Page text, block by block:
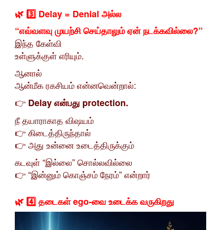
🌿 3️⃣ Delay = Denial அல்ல
“எவ்வளவு முயற்சி செய்தாலும் ஏன் நடக்கவில்லை?”
இந்த கேள்வி
உள்ளுக்குள் எரியும்.
ஆனால்
ஆன்மீக ரகசியம் என்னவென்றால்:
👉 Delay என்பது protection.
நீ தயாராகாத விஷயம்
👉 கிடைத்திருந்தால்
👉 அது உன்னை உடைத்திருக்கும்
கடவுள் “இல்லை” சொல்லவில்லை
👉 “இன்னும் கொஞ்சம் நேரம்” என்றார்
🌿 4️⃣ தடைகள் ego-வை உடைக்க வருகிறது